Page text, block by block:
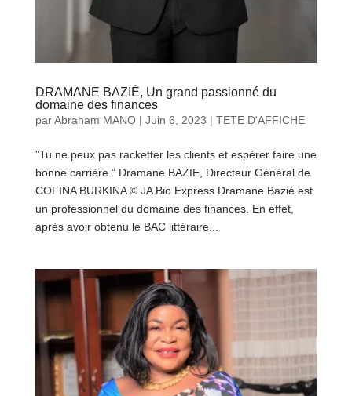
DRAMANE BAZIÉ, Un grand passionné du
domaine des finances
parAbraham MANO| Juin 6, 2023 | TETE D'AFFICHE
”Tu ne peux pas racketter les clients et espérer faire une
bonne carrière.” Dramane BAZIE, Directeur Général de
COFINA BURKINA © JA Bio Express Dramane Bazié est
un professionnel du domaine des finances. En effet,
après avoir obtenu le BAC littéraire...